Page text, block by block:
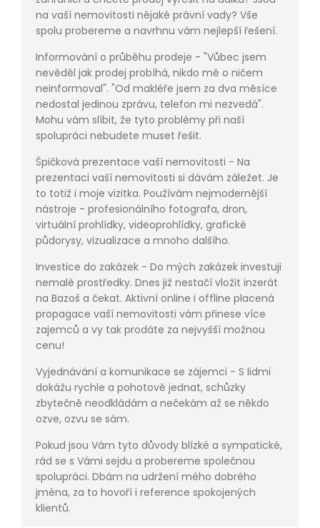
na vaší nemovitosti nějaké právní vady? Vše
spolu probereme a navrhnu vám nejlepší řešení.
Informování o průběhu prodeje - "Vůbec jsem
nevěděl jak prodej probíhá, nikdo mě o ničem
neinformoval". "Od makléře jsem za dva měsíce
nedostal jedinou zprávu, telefon mi nezvedá".
Mohu vám slíbit, že tyto problémy při naší
spolupráci nebudete muset řešit.
Špičková prezentace vaší nemovitosti - Na
prezentaci vaší nemovitosti si dávám záležet. Je
to totiž i moje vizitka. Používám nejmodernější
nástroje - profesionálního fotografa, dron,
virtuální prohlídky, videoprohlídky, grafické
půdorysy, vizualizace a mnoho dalšího.
Investice do zakázek - Do mých zakázek investuji
nemalé prostředky. Dnes již nestačí vložit inzerát
na Bazoš a čekat. Aktivní online i offline placená
propagace vaší nemovitosti vám přinese více
zajemců a vy tak prodáte za nejvyšší možnou
cenu!
Vyjednávání a komunikace se zájemci - S lidmi
dokážu rychle a pohotově jednat, schůzky
zbytečně neodkládám a nečekám až se někdo
ozve, ozvu se sám.
Pokud jsou Vám tyto důvody blízké a sympatické,
rád se s Vámi sejdu a probereme společnou
spolupráci. Dbám na udržení mého dobrého
jména, za to hovoří i reference spokojených
klientů.